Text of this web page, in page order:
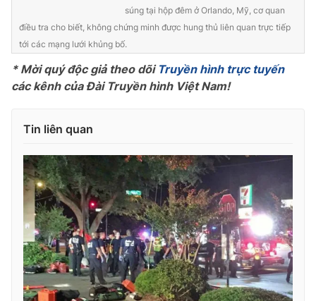
Infographic
Video Shorts video
VTV Money VTV Thể thao
VTV Sức khoẻ
Thị trường 24h Tấm lòng Việt
VTV4 Vươn mình bằng AI
VTV9 VTV8
Liên hệ tòa soạn English
súng tại hộp đêm ở Orlando, Mỹ, cơ quan
điều tra cho biết, không chứng minh được hung thủ liên quan trực tiếp
tới các mạng lưới khủng bố.
* Mời quý độc giả theo dõi Truyền hình trực tuyến
các kênh của Đài Truyền hình Việt Nam!
Tin liên quan